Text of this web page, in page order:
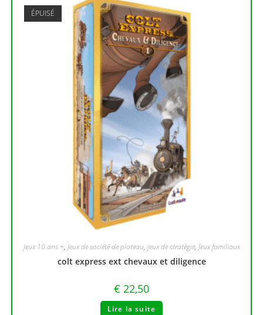
ÉPUISÉ
jeux 10 ans +, Jeux de société de plateau, jeux de stratégie, Jeux familiaux
colt express ext chevaux et diligence
€ 22,50
Lire la suite